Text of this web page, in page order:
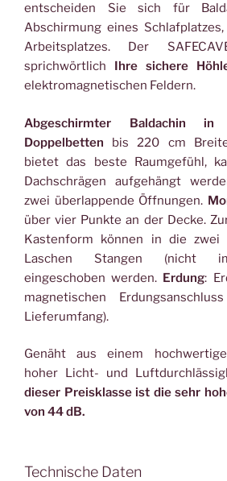
entscheiden Sie sich für
Abschirmung eines
Arbeitsplatzes. Der
sprichwörtlich Ihre sichere
elektromagnetischen Feldern.
Abgeschirmter Baldachin
Doppelbetten bis 220 cm
bietet das beste Raumgefühl,
Dachschrägen aufgehängt
zwei überlappende Öffnungen.
über vier Punkte an der Decke.
Kastenform können in die zwei
Laschen Stangen (nicht
eingeschoben werden. Erdung:
magnetischen
Lieferumfang).
Genäht aus einem
hoher Licht- und
dieser Preisklasse ist die sehr
von 44 dB.
Technische Daten